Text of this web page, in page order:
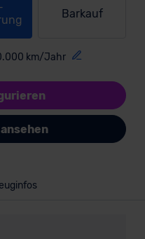
Barkauf
km/Jahr